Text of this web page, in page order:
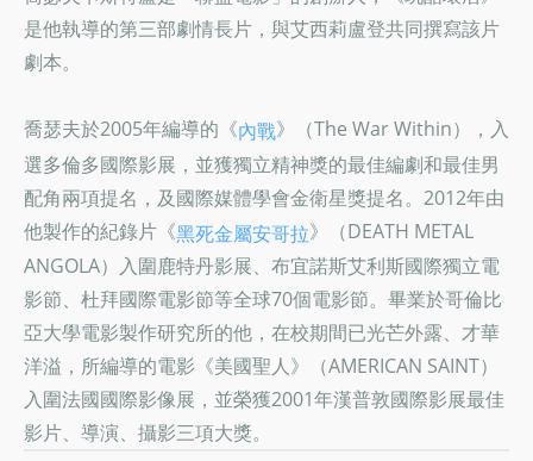
是他執導的第三部劇情長片，與艾西莉盧登共同撰寫該片
劇本。
喬瑟夫於2005年編導的《內戰》（The War Within），入
選多倫多國際影展，並獲獨立精神獎的最佳編劇和最佳男
配角兩項提名，及國際媒體學會金衛星獎提名。2012年由
他製作的紀錄片《黑死金屬安哥拉》（DEATH METAL
ANGOLA）入圍鹿特丹影展、布宜諾斯艾利斯國際獨立電
影節、杜拜國際電影節等全球70個電影節。畢業於哥倫比
亞大學電影製作研究所的他，在校期間已光芒外露、才華
洋溢，所編導的電影《美國聖人》（AMERICAN SAINT）
入圍法國國際影像展，並榮獲2001年漢普敦國際影展最佳
影片、導演、攝影三項大獎。